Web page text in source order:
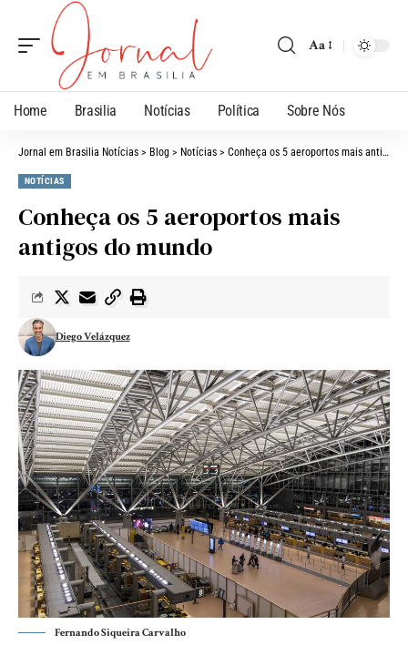
Aa
Home Brasilia Notícias Política Sobre Nós
Jornal em Brasilia Notícias > Blog > Notícias > Conheça os 5 aeroportos mais antigos do mundo
NOTÍCIAS
Conheça os 5 aeroportos mais
antigos do mundo
Diego Velázquez
Fernando Siqueira Carvalho